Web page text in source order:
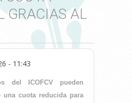
GRACIAS AL
- 11:43
del ICOFCV pueden
una cuota reducida para